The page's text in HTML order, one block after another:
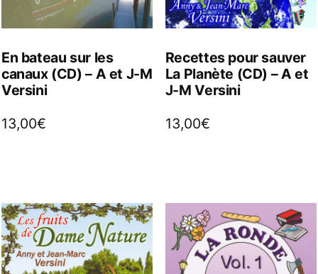
En bateau sur les
canaux (CD) – A et J-M
Versini
13,00€
Recettes pour sauver
La Planète (CD) – A et
J-M Versini
13,00€